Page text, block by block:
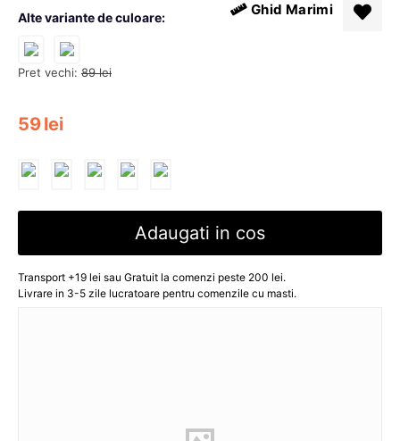
Pret vechi: 89 lei
59lei
Alte variante de culoare: Ghid Marimi
Adaugati in cos
Transport +19 lei sau Gratuit la comenzi peste 200 lei.
Livrare in 3-5 zile lucratoare pentru comenzile cu masti.